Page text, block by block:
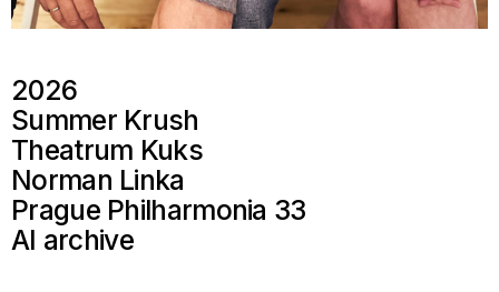
2026
Summer Krush
Theatrum Kuks
Norman Linka
Prague Philharmonia 33
AI archive